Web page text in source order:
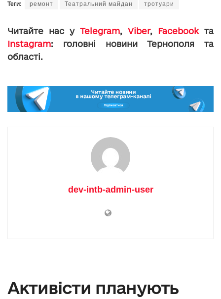
Теги: ремонт Театральний майдан тротуари
Читайте нас у Telegram, Viber, Facebookта
Instagram: головні новини Тернополя та
області.
dev-intb-admin-user
Активісти планують